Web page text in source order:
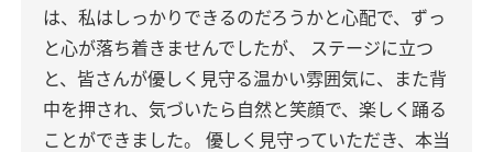
は、私はしっかりできるのだろうかと心配で、ずっ
と心が落ち着きませんでしたが、
ステージに立つ
と、皆さんが優しく見守る温かい雰囲気に、また背
中を押され、気づいたら自然と笑顔で、楽しく踊る
ことができました。
優しく見守っていただき、本当